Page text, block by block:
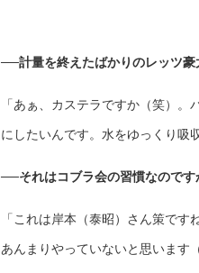
──計量を終えたばかりのレッツ豪
「あぁ、カステラですか（笑）
にしたいんです。水をゆっくり吸
──それはコブラ会の習慣なのです
「これは岸本（泰昭）さん策で
あんまりやっていないと思います